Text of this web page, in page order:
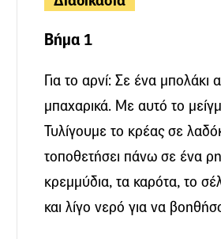
Βήμα 1
Για το αρνί: Σε ένα
μπαχαρικά. Με αυτό το
Τυλίγουμε το κρέας σε
τοποθετήσει πάνω σε ένα
κρεμμύδια, τα καρότα, το
και λίγο νερό για να